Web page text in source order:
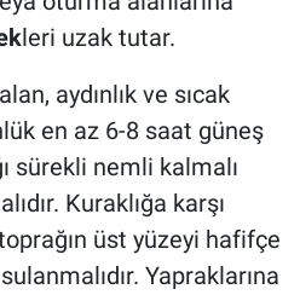
leri uzak tutar.
aydınlık ve sıcak
en az 6-8 saat güneş
sürekli nemli kalmalı
Kuraklığa karşı
üst yüzeyi hafifçe
Yapraklarına